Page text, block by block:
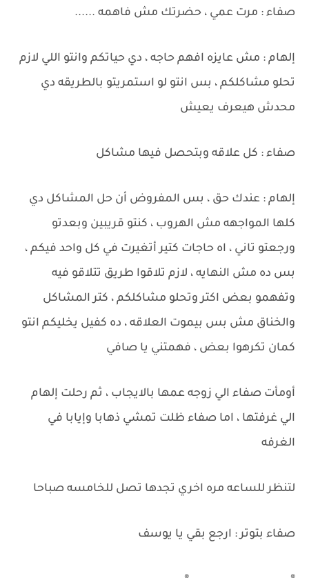
صفاء : مرت عمي ، حضرتك مش فاهمه ......
إلهام : مش عايزه افهم حاجه ، دي حياتكم وانتو اللي لازم
تحلو مشاكلكم ، بس انتو لو استمريتو بالطريقه دي
محدش هيعرف يعيش
صفاء : كل علاقه وبتحصل فيها مشاكل
إلهام : عندك حق ، بس المفروض أن حل المشاكل دي
كلها المواجهه مش الهروب ، كنتو قريبين وبعدتو
ورجعتو تاني ، اه حاجات كتير أتغيرت في كل واحد فيكم ،
بس ده مش النهايه ، لازم تلاقوا طريق تتلاقو فيه
وتفهمو بعض اكتر وتحلو مشاكلكم ، كتر المشاكل
والخناق مش بس بيموت العلاقه ، ده كفيل يخليكم انتو
كمان تكرهوا بعض ، فهمتني يا صافي
أومأت صفاء الي زوجه عمها بالايجاب ، ثم رحلت إلهام
الي غرفتها ، اما صفاء ظلت تمشي ذهابا وإيابا في
الغرفه
لتنظر للساعه مره اخري تجدها تصل للخامسه صباحا
صفاء بتوتر : ارجع بقي يا يوسف